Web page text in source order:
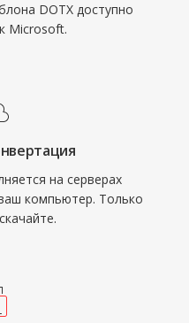
DOTX доступно
Microsoft.
на серверах
компьютер. Только